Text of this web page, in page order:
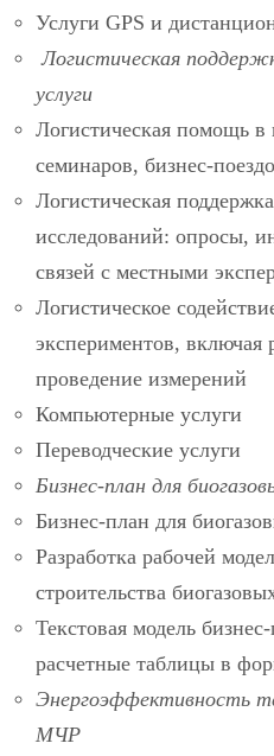
Услуги GPS и
Логистическая
услуги
Логистическая помощь
семинаров, бизнес-
Логистическая
исследований: опросы,
связей с местными
Логистическое
экспериментов, включая
проведение измерений
Компьютерные услуги
Переводческие услуги
Бизнес-план для
Бизнес-план для
Разработка рабочей
строительства
Текстовая модель
расчетные таблицы в
Энергоэффективность
МЧР